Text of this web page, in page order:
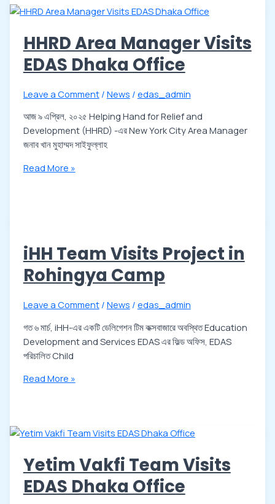
HHRD Area Manager Visits
EDAS Dhaka Office
Leave a Comment / News / edas_admin
আজ ৯ এপ্রিল, ২০২৫ Helping Hand for Relief and
Development (HHRD) -এর New York City Area Manager
জনাব খান মুহাম্মদ সাইফুল্লাহ
Read More »
iHH Team Visits Project in
Rohingya Camp
Leave a Comment / News / edas_admin
গত ৬ মার্চ, iHH-এর একটি ডেলিগেশন টিম কক্সবাজারে অবস্থিত Education
Development and Services EDAS এর ফিল্ড অফিস, EDAS
পরিচালিত Child
Read More »
Yetim Vakfi Team Visits
EDAS Dhaka Office